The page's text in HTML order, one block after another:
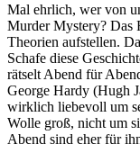
Mal ehrlich, wer von
Murder Mystery? Das
Theorien aufstellen.
Schafe diese
rätselt Abend für
George Hardy (Hugh
wirklich liebevoll um
Wolle groß, nicht um
Abend sind eher für